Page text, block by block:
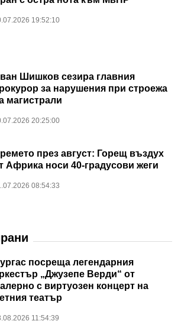
19:52:10
Шишков сезира главния
за нарушения при строежа
магистрали
20:25:00
през август: Горещ въздух
Африка носи 40-градусови жеги
08:54:33
посреща легендарния
„Джузепе Верди“ от
с виртуозен концерт на
театър
11:54:39